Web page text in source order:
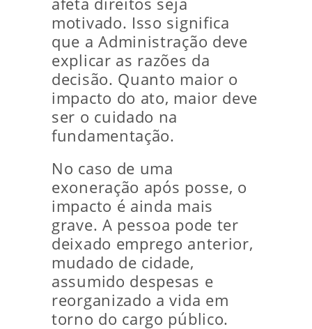
afeta direitos seja
motivado. Isso significa
que a Administração deve
explicar as razões da
decisão. Quanto maior o
impacto do ato, maior deve
ser o cuidado na
fundamentação.
No caso de uma
exoneração após posse, o
impacto é ainda mais
grave. A pessoa pode ter
deixado emprego anterior,
mudado de cidade,
assumido despesas e
reorganizado a vida em
torno do cargo público.